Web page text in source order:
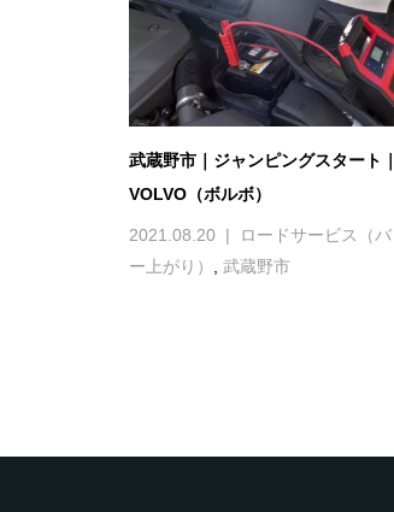
武蔵野市｜ジャンピングスタート｜
VOLVO（ボルボ）
2021.08.20
ロードサービス（バ
ー上がり）
武蔵野市